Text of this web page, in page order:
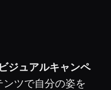
ジュアルキャンペ
ツで自分の姿を